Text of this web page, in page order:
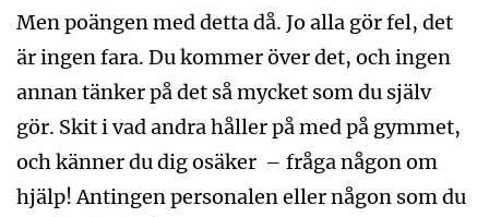
Men poängen med detta då. Jo alla gör fel, det
är ingen fara. Du kommer över det, och ingen
annan tänker på det så mycket som du själv
gör. Skit i vad andra håller på med på gymmet,
och känner du dig osäker – fråga någon om
hjälp! Antingen personalen eller någon som du